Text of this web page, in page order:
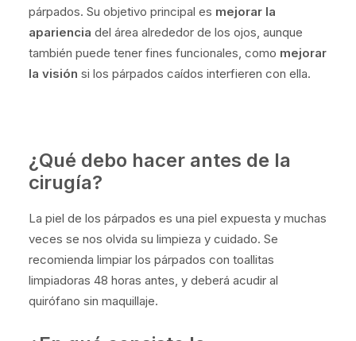
párpados. Su objetivo principal es mejorar la
apariencia del área alrededor de los ojos, aunque
también puede tener fines funcionales, como mejorar
la visión si los párpados caídos interfieren con ella.
¿Qué debo hacer antes de la
cirugía?
La piel de los párpados es una piel expuesta y muchas
veces se nos olvida su limpieza y cuidado. Se
recomienda limpiar los párpados con toallitas
limpiadoras 48 horas antes, y deberá acudir al
quirófano sin maquillaje.